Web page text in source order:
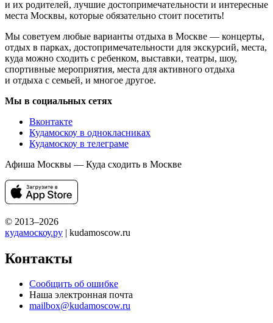
и их родителей, лучшие достопримечательности и интересные
места Москвы, которые обязательно стоит посетить!
Мы советуем любые варианты отдыха в Москве — концерты,
отдых в парках, достопримечательности для экскурсий, места,
куда можно сходить с ребенком, выставки, театры, шоу,
спортивные мероприятия, места для активного отдыха
и отдыха с семьей, и многое другое.
Мы в социальных сетях
Вконтакте
Кудамоскоу в однокласниках
Кудамоскоу в телеграме
Афиша Москвы — Куда сходить в Москве
© 2013–2026
кудамоскоу.ру | kudamoscow.ru
Контакты
Сообщить об ошибке
Наша электронная почта
mailbox@kudamoscow.ru